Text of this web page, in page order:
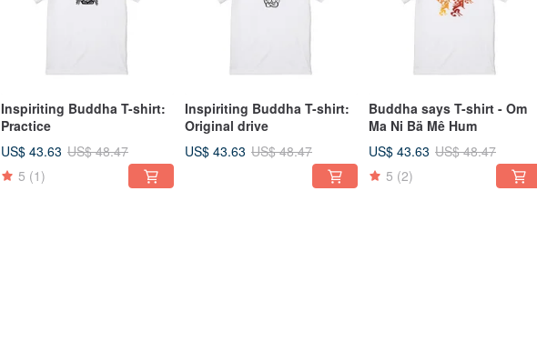
Inspiriting Buddha T-shirt:
Practice
US$ 43.63 US$ 48.47
5 (1)
Inspiriting Buddha T-shirt:
Original drive
US$ 43.63 US$ 48.47
Buddha says T-shirt - Om
Ma Ni Bä Mê Hum
US$ 43.63 US$ 48.47
5 (2)